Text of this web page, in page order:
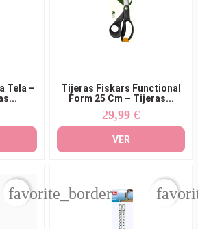
Tela –
Tijeras Fiskars Functional
Form 25 Cm – Tijeras...
Precio
29,99 €
VER
favorite_border